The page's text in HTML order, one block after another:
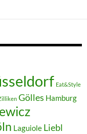
Eat&Style
Gölles Hamburg
Laguiole Liebl